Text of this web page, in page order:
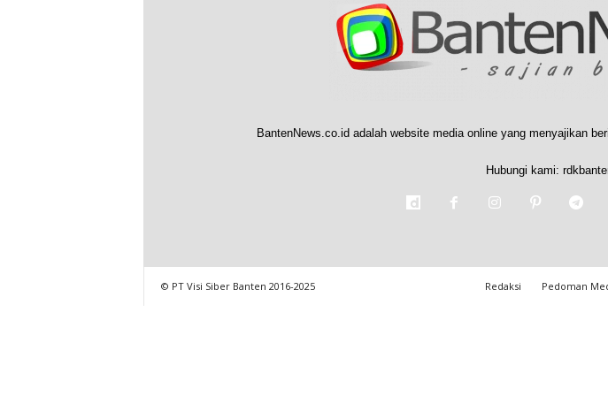
BantenNews.co.id adalah website media online yang menyajikan
Hubungi kami:
Redaksi Pedoman
© PT Visi Siber Banten 2016-2025